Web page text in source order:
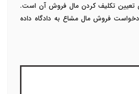
تعیین تکلیف کردن مال فروش آن است.
فروش مال مشاع به دادگاه داده